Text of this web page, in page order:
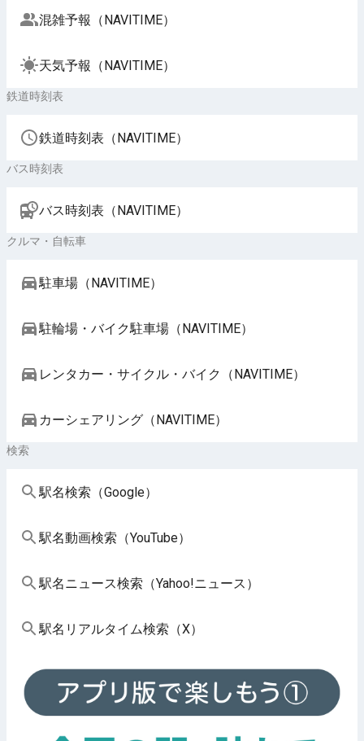
混雑予報（NAVITIME）
天気予報（NAVITIME）
鉄道時刻表
鉄道時刻表（NAVITIME）
バス時刻表
バス時刻表（NAVITIME）
クルマ・自転車
駐車場（NAVITIME）
駐輪場・バイク駐車場（NAVITIME）
レンタカー・サイクル・バイク（NAVITIME）
カーシェアリング（NAVITIME）
検索
駅名検索（Google）
駅名動画検索（YouTube）
駅名ニュース検索（Yahoo!ニュース）
駅名リアルタイム検索（X）